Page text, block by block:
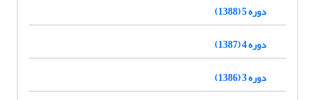
دوره 5 (1388)
دوره 4 (1387)
دوره 3 (1386)